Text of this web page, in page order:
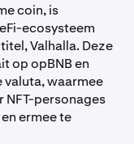
coin, is
ecosysteem
Valhalla. Deze
op opBNB en
valuta, waarmee
NFT-personages
ermee te